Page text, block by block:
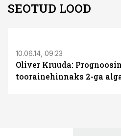
SEOTUD LOOD
10.06.14, 09:23
Oliver Kruuda:
toorainehinnaks 2-ga